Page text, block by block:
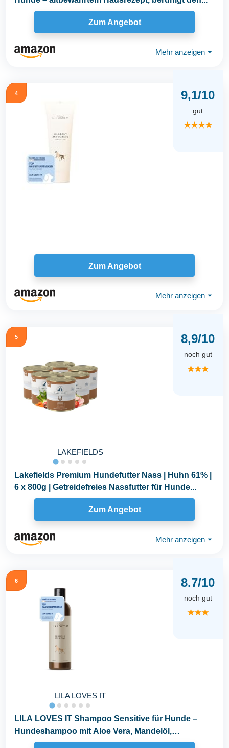
Zum Angebot
Mehr anzeigen ⏷
4 9,1/10
gut
★★★★
Zum Angebot
Mehr anzeigen ⏷
5
LAKEFIELDS
8,9/10
noch gut
★★★
Lakefields Premium Hundefutter Nass | Huhn 61% |
6 x 800g | Getreidefreies Nassfutter für Hunde...
Zum Angebot
Mehr anzeigen ⏷
6
LILA LOVES IT
8.7/10
noch gut
★★★
LILA LOVES IT Shampoo Sensitive für Hunde –
Hundeshampoo mit Aloe Vera, Mandelöl,
Ringelblume...